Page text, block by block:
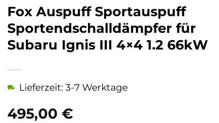
Fox Auspuff Sportauspuff
Sportendschalldämpfer für
Subaru Ignis III 4×4 1.2 66kW
495,00 €
Lieferzeit: 3-7 Werktage